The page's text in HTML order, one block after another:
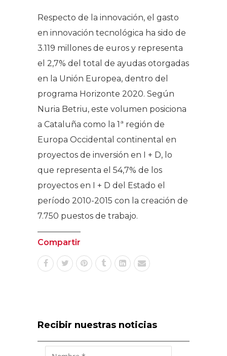
Respecto de la innovación, el gasto
en innovación tecnológica ha sido de
3.119 millones de euros y representa
el 2,7% del total de ayudas otorgadas
en la Unión Europea, dentro del
programa Horizonte 2020. Según
Nuria Betriu, este volumen posiciona
a Cataluña como la 1ª región de
Europa Occidental continental en
proyectos de inversión en I + D, lo
que representa el 54,7% de los
proyectos en I + D del Estado el
período 2010-2015 con la creación de
7.750 puestos de trabajo.
Compartir
Recibir nuestras noticias